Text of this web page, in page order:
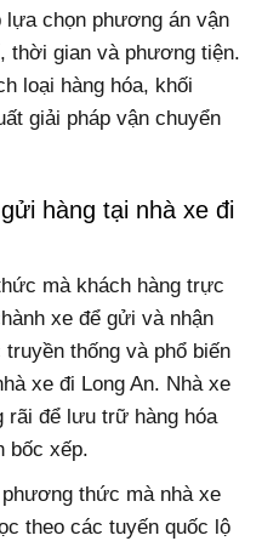
lựa chọn phương án vận
thời gian và phương tiện.
loại hàng hóa, khối
giải pháp vận chuyển
hàng tại nhà xe đi
mà khách hàng trực
xe để gửi và nhận
thống và phổ biến
xe đi Long An. Nhà xe
rãi để lưu trữ hàng hóa
bốc xếp.
thức mà nhà xe
theo các tuyến quốc lộ